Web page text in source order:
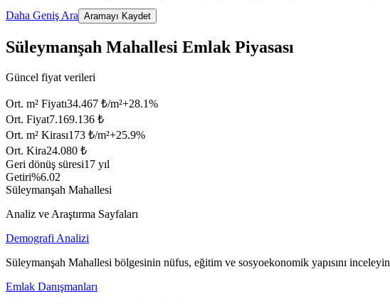
Daha Geniş Ara Aramayı Kaydet
Süleymanşah Mahallesi Emlak Piyasası
Güncel fiyat verileri
Ort. m² Fiyatı34.467 ₺/m²+28.1%
Ort. Fiyat7.169.136 ₺
Ort. m² Kirası173 ₺/m²+25.9%
Ort. Kira24.080 ₺
Geri dönüş süresi17 yıl
Getiri%6.02
Süleymanşah Mahallesi
Analiz ve Araştırma Sayfaları
Demografi Analizi
Süleymanşah Mahallesi bölgesinin nüfus, eğitim ve sosyoekonomik yapısını inceleyin
Emlak Danışmanları